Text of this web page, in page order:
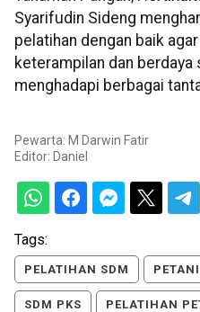
Syarifudin Sideng
pelatihan dengan baik
keterampilan dan
menghadapi berbagai
Pewarta: M Darwin Fatir
Editor: Daniel
Tags:
PELATIHAN SDM
SDM PKS PELATIHAN